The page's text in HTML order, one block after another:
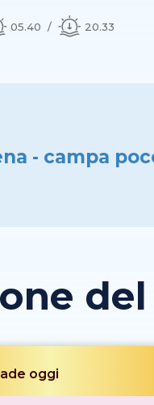
05.40 20.33
- campa
oggi